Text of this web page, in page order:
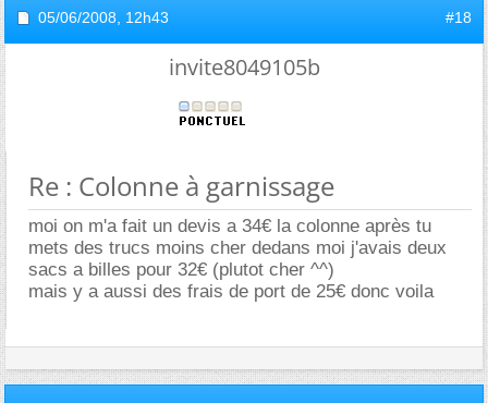
05/06/2008, 12h43 #18
invite8049105b
Re : Colonne à garnissage
moi on m'a fait un devis a 34€ la colonne après tu
mets des trucs moins cher dedans moi j'avais deux
sacs a billes pour 32€ (plutot cher ^^)
mais y a aussi des frais de port de 25€ donc voila